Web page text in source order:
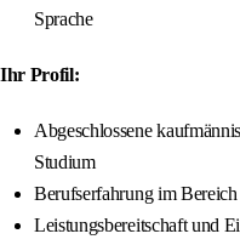
Sprache
Ihr Profil:
Abgeschlossene
Studium
Berufserfahrung im
Leistungsbereitschaft und